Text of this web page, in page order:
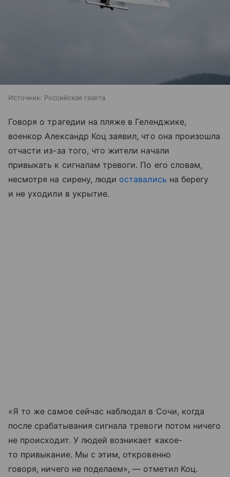
Источник: Российская газета
Говоря о трагедии на пляже в Геленджике,
военкор Александр Коц заявил, что она произошла
отчасти из-за того, что жители начали
привыкать к сигналам тревоги. По его словам,
несмотря на сирену, люди оставались на берегу
и не уходили в укрытие.
«Я то же самое сейчас наблюдал в Сочи, когда
после срабатывания сигнала тревоги потом ничего
не происходит. У людей возникает какое-
то привыкание. Мы с этим, откровенно
говоря, ничего не поделаем», — отметил Коц.